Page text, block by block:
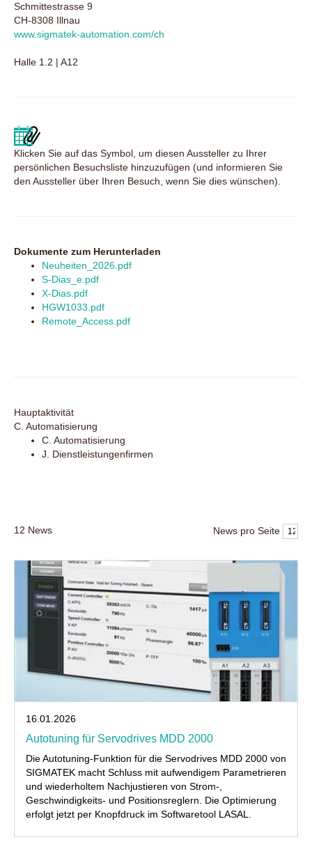
Schmittestrasse 9
CH-8308 Illnau
www.sigmatek-automation.com/ch
Halle 1.2 | A12
Klicken Sie auf das Symbol, um diesen Aussteller zu Ihrer
persönlichen Besuchsliste hinzuzufügen (und informieren Sie
den Aussteller über Ihren Besuch, wenn Sie dies wünschen).
Dokumente zum Herunterladen
Neuheiten_2026.pdf
S-Dias_e.pdf
X-Dias.pdf
HGW1033.pdf
Remote_Access.pdf
Hauptaktivität
C. Automatisierung
C. Automatisierung
J. Dienstleistungenfirmen
12 News News pro Seite
16.01.2026
Autotuning für Servodrives MDD 2000
Die Autotuning-Funktion für die Servodrives MDD 2000 von
SIGMATEK macht Schluss mit aufwendigem Parametrieren
und wiederholtem Nachjustieren von Strom-,
Geschwindigkeits- und Positionsreglern. Die Optimierung
erfolgt jetzt per Knopfdruck im Softwaretool LASAL.